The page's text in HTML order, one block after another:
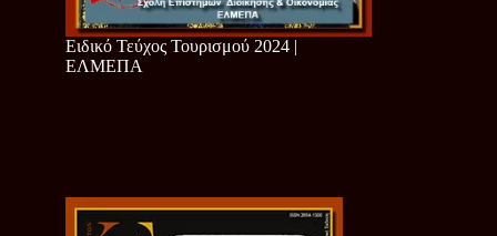
Ειδικό Τεύχος Τουρισμού 2024 |
ΕΛΜΕΠΑ